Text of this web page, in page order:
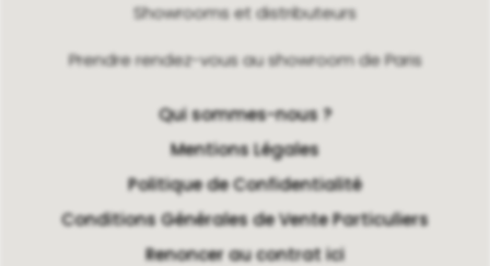
Showrooms et distributeurs
Prendre rendez-vous au showroom de Paris
Qui sommes-nous ?
Mentions Légales
Politique de Confidentialité
Conditions Générales de Vente Particuliers
Renoncer au contrat ici